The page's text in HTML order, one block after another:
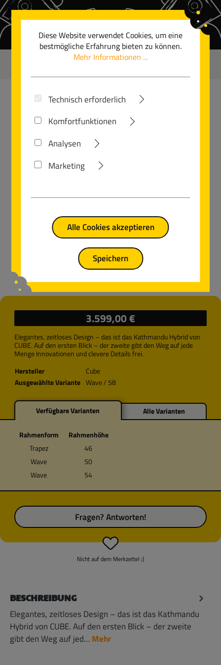
Zum Hauptinhalt springen
KATHMANDU HYBRID PRO
800
3.599,00 €
Elegantes, zeitloses Design – das ist das Kathmandu Hybrid von
CUBE. Auf den ersten Blick – der zweite gibt den Weg auf jede
Menge Innovationen und clevere Details frei.
Hersteller
Cube
Ausgewählte Variante Wave / 58
Verfügbare Varianten Alle Varianten
Rahmenform
Rahmenhöhe
Trapez
46
Wave
50
Wave
54
Nicht auf dem Merkzettel ;(
Fragen? Antworten!
BESCHREIBUNG
Elegantes, zeitloses Design – das ist das Kathmandu
Hybrid von CUBE. Auf den ersten Blick – der zweite
gibt den Weg auf jed… Mehr
Diese Website verwendet Cookies, um eine
bestmögliche Erfahrung bieten zu können.
Mehr Informationen ...
Technisch erforderlich
Komfortfunktionen
Analysen
Marketing
Alle Cookies akzeptieren
Speichern